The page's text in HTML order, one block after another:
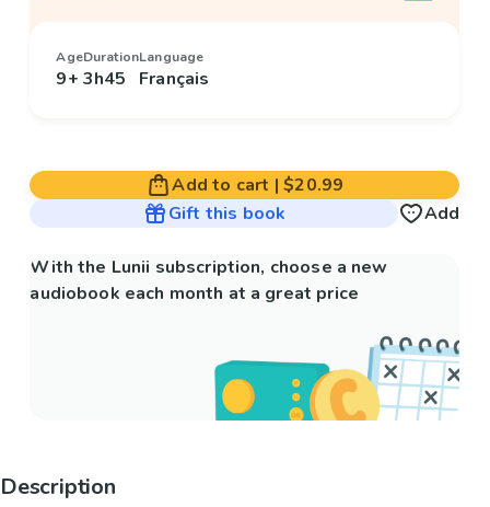
Age
9+
Duration
3h45
Language
Français
Add to cart |$20.99
Gift this book
Add
With the Lunii subscription, choose a new
audiobook each month at a great price
Description